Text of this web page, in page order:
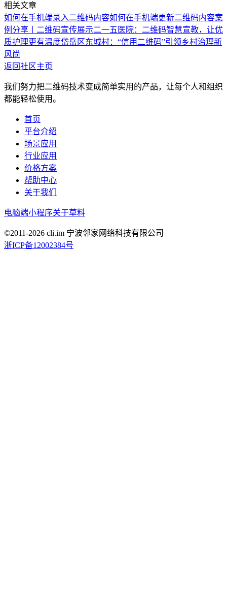
相关文章
如何在手机端录入二维码内容如何在手机端更新二维码内容案
例分享丨二维码宣传展示二一五医院：二维码智慧宣教，让优
质护理更有温度岱岳区东城村：“信用二维码”引领乡村治理新
风尚
返回社区主页
我们努力把二维码技术变成简单实用的产品，让每个人和组织
都能轻松使用。
首页
平台介绍
场景应用
行业应用
价格方案
帮助中心
关于我们
电脑端小程序关于草料
©2011-2026 cli.im 宁波邻家网络科技有限公司
浙ICP备12002384号